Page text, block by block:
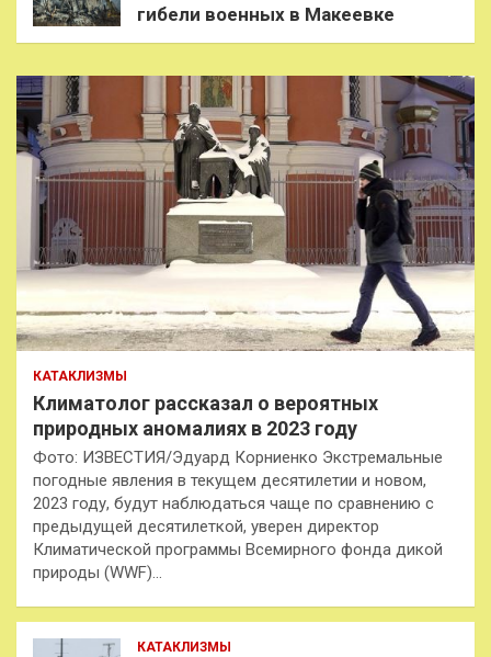
гибели военных в Макеевке
КАТАКЛИЗМЫ
Климатолог рассказал о вероятных
природных аномалиях в 2023 году
Фото: ИЗВЕСТИЯ/Эдуард Корниенко Экстремальные
погодные явления в текущем десятилетии и новом,
2023 году, будут наблюдаться чаще по сравнению с
предыдущей десятилеткой, уверен директор
Климатической программы Всемирного фонда дикой
природы (WWF)…
КАТАКЛИЗМЫ